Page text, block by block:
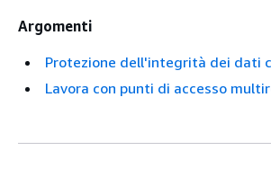
Argomenti
Protezione dell'integrità dei dati
Lavora con punti di accesso